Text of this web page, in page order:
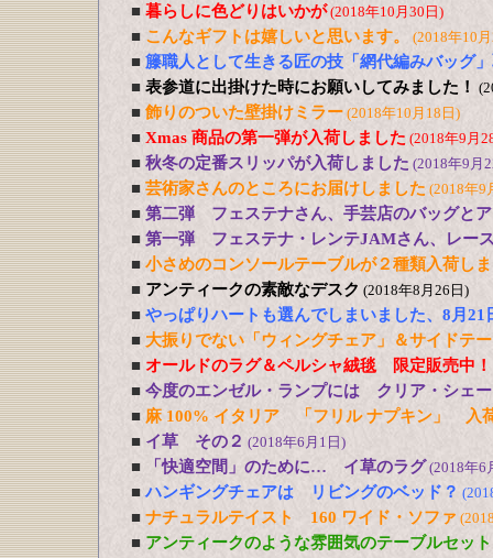
■ 暮らしに色どりはいかが(2018年10月30日)
■ こんなギフトは嬉しいと思います。 (2018年10
■ 籐職人として生きる匠の技「網代編みバッグ
■ 表参道に出掛けた時にお願いしてみました！
■ 飾りのついた壁掛けミラー (2018年10月18日)
■ Xmas 商品の第一弾が入荷しました (2018年9月
■ 秋冬の定番スリッパが入荷しました (2018年9月
■ 芸術家さんのところにお届けしました (2018年9
■ 第二弾 フェステナさん、手芸店のバッグと
■ 第一弾 フェステナ・レンテJAMさん、レー
■ 小さめのコンソールテーブルが２種類入荷し
■ アンティークの素敵なデスク (2018年8月26日)
■ やっぱりハートも選んでしまいました、8月21
■ 大振りでない「ウィングチェア」＆サイドテ
■ オールドのラグ＆ペルシャ絨毯 限定販売中！
■ 今度のエンゼル・ランプには クリア・シェ
■ 麻 100% イタリア 「フリル ナプキン」 入
■ イ草 その２ (2018年6月1日)
■ 「快適空間」のために… イ草のラグ (2018年6
■ ハンギングチェアは リビングのベッド？
■ ナチュラルテイスト 160 ワイド・ソファ
■ アンティークのような雰囲気のテーブルセット